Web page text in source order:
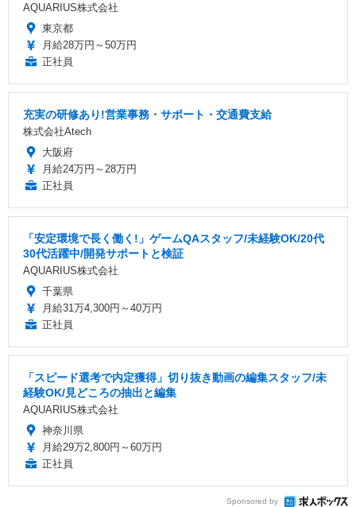
AQUARIUS株式会社
東京都
月給28万円～50万円
正社員
充実の研修あり!営業事務・サポート・交通費支給
株式会社Atech
大阪府
月給24万円～28万円
正社員
「安定環境で長く働く!」ゲームQAスタッフ/未経験OK/20代
30代活躍中/開発サポートと検証
AQUARIUS株式会社
千葉県
月給31万4,300円～40万円
正社員
「スピード選考で内定獲得」切り抜き動画の編集スタッフ/未
経験OK/見どころの抽出と編集
AQUARIUS株式会社
神奈川県
月給29万2,800円～60万円
正社員
Sponsored by